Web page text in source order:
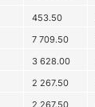
453.50
7 709.50
3 628.00
2 267.50
2 267.50